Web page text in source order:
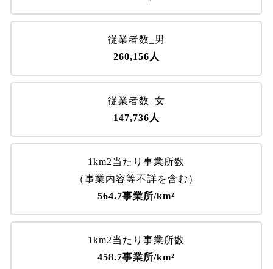
従業者数_男
260,156人
従業者数_女
147,736人
1km2当たり事業所数
（事業内容等不詳を含む）
564.7事業所/km²
1km2当たり事業所数
458.7事業所/km²